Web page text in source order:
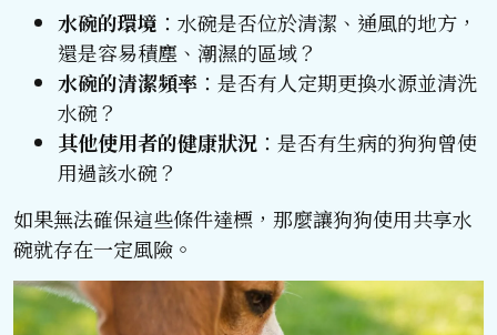
水碗的環境 ：水碗是否位於清潔、通風的地方，
還是容易積塵、潮濕的區域？
水碗的清潔頻率 ：是否有人定期更換水源並清洗
水碗？
其他使用者的健康狀況 ：是否有生病的狗狗曾使
用過該水碗？
如果無法確保這些條件達標，那麼讓狗狗使用共享水
碗就存在一定風險。